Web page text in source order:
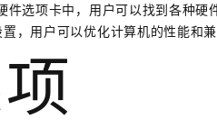
选项卡中，用户可以找到各种硬
，用户可以优化计算机的性能和兼